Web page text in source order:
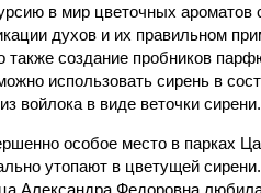
в мир цветочных ароматов
духов и их правильном
также создание пробников
использовать сирень в
войлока в виде веточки сирени.
особое место в парках
утопают в цветущей
Александра Федоровна